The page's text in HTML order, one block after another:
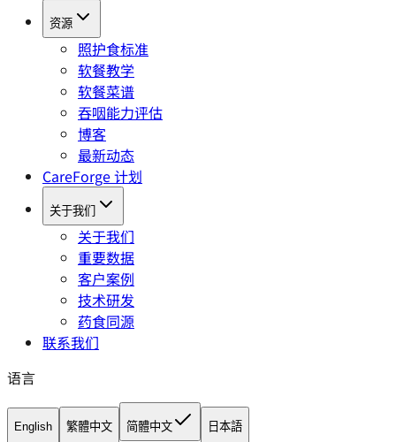
资源
照护食标准
软餐教学
软餐菜谱
吞咽能力评估
博客
最新动态
CareForge 计划
关于我们
关于我们
重要数据
客户案例
技术研发
药食同源
联系我们
语言
English 繁體中文 简體中文 日本語